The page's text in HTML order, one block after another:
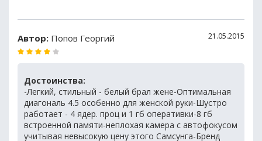
Автор: Попов Георгий 21.05.2015
Достоинства:
-Легкий, стильный - белый брал жене-Оптимальная
диагональ 4.5 особенно для женской руки-Шустро
работает - 4 ядер. проц и 1 гб оперативки-8 гб
встроенной памяти-неплохая камера с автофокусом
учитывая невысокую цену этого Самсунга-Бренд